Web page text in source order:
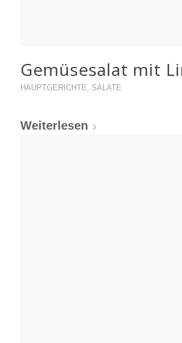
Gemüsesalat mit
HAUPTGERICHTE SALATE
Weiterlesen